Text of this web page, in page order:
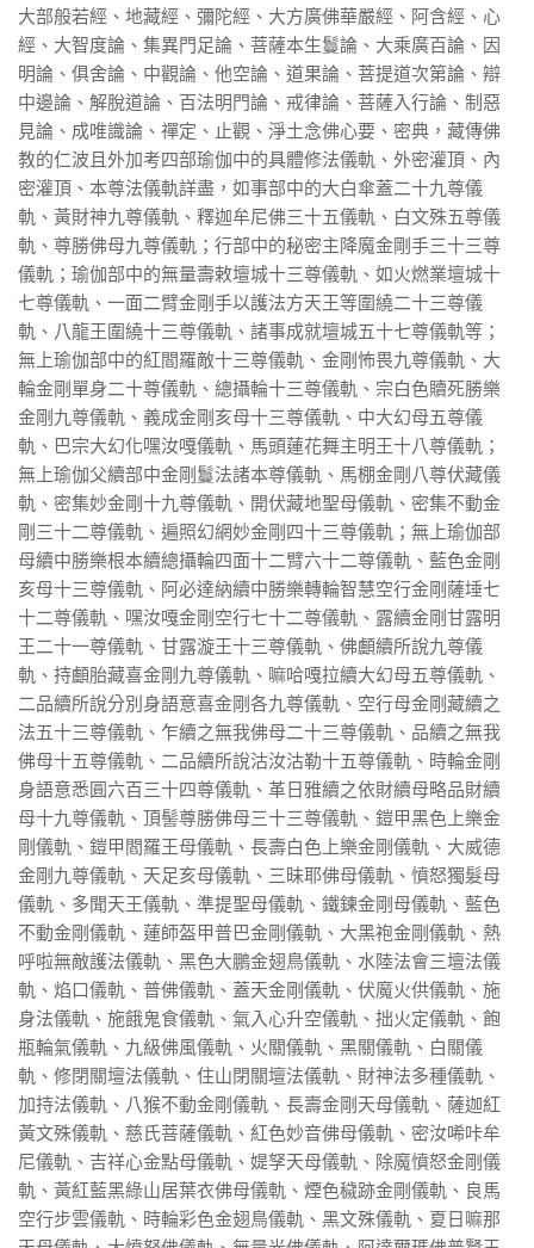
大部般若經、地藏經、彌陀經、大方廣佛華嚴經、阿含經、心
經、大智度論、集異門足論、菩薩本生鬘論、大乘廣百論、因
明論、俱舍論、中觀論、他空論、道果論、菩提道次第論、辯
中邊論、解脫道論、百法明門論、戒律論、菩薩入行論、制惡
見論、成唯識論、禪定、止觀、淨土念佛心要、密典，藏傳佛
教的仁波且外加考四部瑜伽中的具體修法儀軌、外密灌頂、內
密灌頂、本尊法儀軌詳盡，如事部中的大白傘蓋二十九尊儀
軌、黃財神九尊儀軌、釋迦牟尼佛三十五儀軌、白文殊五尊儀
軌、尊勝佛母九尊儀軌；行部中的秘密主降魔金剛手三十三尊
儀軌；瑜伽部中的無量壽敕壇城十三尊儀軌、如火燃業壇城十
七尊儀軌、一面二臂金剛手以護法方天王等圍繞二十三尊儀
軌、八龍王圍繞十三尊儀軌、諸事成就壇城五十七尊儀軌等；
無上瑜伽部中的紅閻羅敵十三尊儀軌、金剛怖畏九尊儀軌、大
輪金剛單身二十尊儀軌、總攝輪十三尊儀軌、宗白色贖死勝樂
金剛九尊儀軌、義成金剛亥母十三尊儀軌、中大幻母五尊儀
軌、巴宗大幻化嘿汝嘎儀軌、馬頭蓮花舞主明王十八尊儀軌；
無上瑜伽父續部中金剛鬘法諸本尊儀軌、馬棚金剛八尊伏藏儀
軌、密集妙金剛十九尊儀軌、開伏藏地聖母儀軌、密集不動金
剛三十二尊儀軌、遍照幻網妙金剛四十三尊儀軌；無上瑜伽部
母續中勝樂根本續總攝輪四面十二臂六十二尊儀軌、藍色金剛
亥母十三尊儀軌、阿必達納續中勝樂轉輪智慧空行金剛薩埵七
十二尊儀軌、嘿汝嘎金剛空行七十二尊儀軌、露續金剛甘露明
王二十一尊儀軌、甘露漩王十三尊儀軌、佛顱續所說九尊儀
軌、持顱胎藏喜金剛九尊儀軌、嘛哈嘎拉續大幻母五尊儀軌、
二品續所說分別身語意喜金剛各九尊儀軌、空行母金剛藏續之
法五十三尊儀軌、乍續之無我佛母二十三尊儀軌、品續之無我
佛母十五尊儀軌、二品續所說沽汝沽勒十五尊儀軌、時輪金剛
身語意悉圓六百三十四尊儀軌、革日雅續之依財續母略品財續
母十九尊儀軌、頂髻尊勝佛母三十三尊儀軌、鎧甲黑色上樂金
剛儀軌、鎧甲閻羅王母儀軌、長壽白色上樂金剛儀軌、大威德
金剛九尊儀軌、天足亥母儀軌、三昧耶佛母儀軌、憤怒獨髮母
儀軌、多聞天王儀軌、準提聖母儀軌、鐵鍊金剛母儀軌、藍色
不動金剛儀軌、蓮師盔甲普巴金剛儀軌、大黑袍金剛儀軌、熱
呼啦無敵護法儀軌、黑色大鵬金翅鳥儀軌、水陸法會三壇法儀
軌、焰口儀軌、普佛儀軌、蓋天金剛儀軌、伏魔火供儀軌、施
身法儀軌、施餓鬼食儀軌、氣入心升空儀軌、拙火定儀軌、飽
瓶輪氣儀軌、九級佛風儀軌、火關儀軌、黑關儀軌、白關儀
軌、修閉關壇法儀軌、住山閉關壇法儀軌、財神法多種儀軌、
加持法儀軌、八猴不動金剛儀軌、長壽金剛天母儀軌、薩迦紅
黃文殊儀軌、慈氏菩薩儀軌、紅色妙音佛母儀軌、密汝唏咔牟
尼儀軌、吉祥心金點母儀軌、媞孥天母儀軌、除魔憤怒金剛儀
軌、黃紅藍黑綠山居葉衣佛母儀軌、煙色穢跡金剛儀軌、良馬
空行步雲儀軌、時輪彩色金翅鳥儀軌、黑文殊儀軌、夏日嘛那